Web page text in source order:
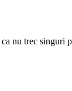
nu trec